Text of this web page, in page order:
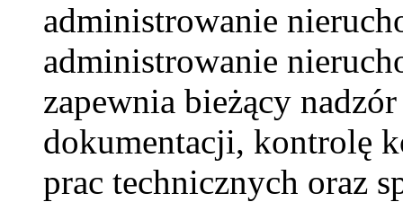
administrowanie
administrowanie
zapewnia bieżący
dokumentacji, kontrolę
prac technicznych oraz